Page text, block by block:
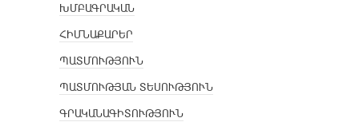
ԽՄԲԱԳՐԱԿԱՆ
ՀԻՄՆԱՔԱՐԵՐ
ՊԱՏՄՈՒԹՅՈՒՆ
ՊԱՏՄՈՒԹՅԱՆ ՏԵՍՈՒԹՅՈՒՆ
ԳՐԱԿԱՆԱԳԻՏՈՒԹՅՈՒՆ